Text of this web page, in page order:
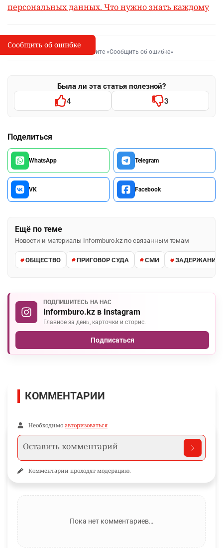
персональных данных. Что нужно знать каждому
I
Сообщить об опечатке
Выделите фрагмент и нажмите «Сообщить об ошибке»
Была ли эта статья полезной?
4 3
Поделиться
WhatsApp Telegram
VK Facebook
Ещё по теме
Новости и материалы Informburo.kz по связанным темам
ОБЩЕСТВО ПРИГОВОР СУДА СМИ ЗАДЕРЖАНИЕ
ПОДПИШИТЕСЬ НА НАС
Informburo.kz в Instagram
Главное за день, карточки и сторис.
Подписаться
Сообщить об ошибке
КОММЕНТАРИИ
Необходимо авторизоваться
Комментарии проходят модерацию.
Пока нет комментариев…